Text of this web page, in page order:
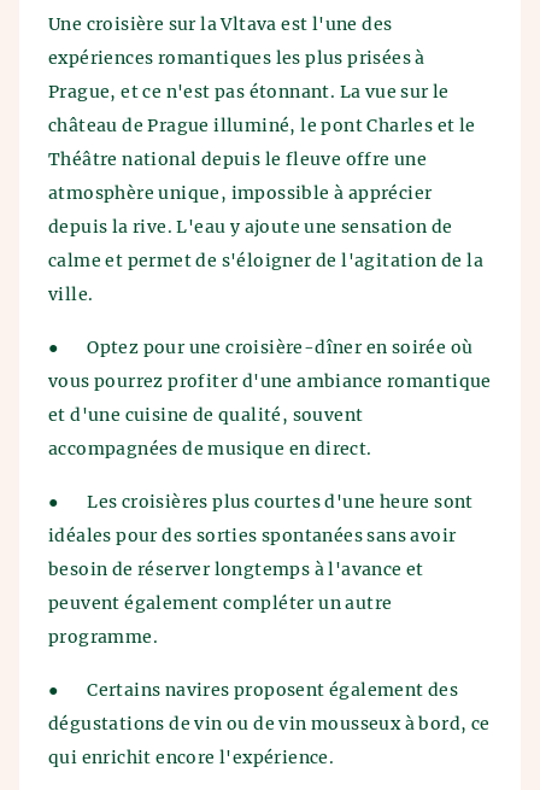
Une croisière sur la Vltava est l'une des
expériences romantiques les plus prisées à
Prague, et ce n'est pas étonnant. La vue sur le
château de Prague illuminé, le pont Charles et le
Théâtre national depuis le fleuve offre une
atmosphère unique, impossible à apprécier
depuis la rive. L'eau y ajoute une sensation de
calme et permet de s'éloigner de l'agitation de la
ville.
●
Optez pour une croisière-dîner en soirée où
vous pourrez profiter d'une ambiance romantique
et d'une cuisine de qualité, souvent
accompagnées de musique en direct.
●
Les croisières plus courtes d'une heure sont
idéales pour des sorties spontanées sans avoir
besoin de réserver longtemps à l'avance et
peuvent également compléter un autre
programme.
●
Certains navires proposent également des
dégustations de vin ou de vin mousseux à bord, ce
qui enrichit encore l'expérience.
expédiée.